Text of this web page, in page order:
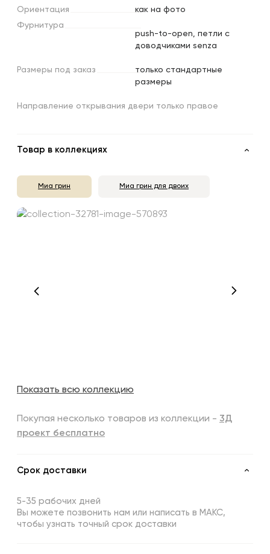
Ориентация
как на фото
Фурнитура
push-to-open, петли с
доводчиками senza
Размеры под заказ
только стандартные
размеры
⁠Направление открывания двери только правое
Товар в коллекциях
Миа грин Миа грин для двоих
Показать всю коллекцию
Покупая несколько товаров из коллекции - 3Д
проект бесплатно
Срок доставки
5-35 рабочих дней
Вы можете позвонить нам или написать в МАКС,
чтобы узнать точный срок доставки